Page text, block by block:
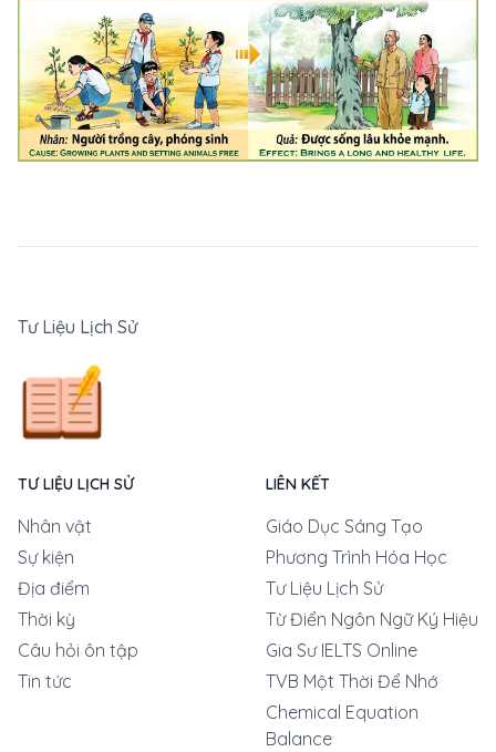
Tư Liệu Lịch Sử
TƯ LIỆU LỊCH SỬ
Nhân vật
Sự kiện
Địa điểm
Thời kỳ
Câu hỏi ôn tập
Tin tức
LIÊN KẾT
Giáo Dục Sáng Tạo
Phương Trình Hóa Học
Tư Liệu Lịch Sử
Từ Điển Ngôn Ngữ Ký Hiệu
Gia Sư IELTS Online
TVB Một Thời Để Nhớ
Chemical Equation
Balance